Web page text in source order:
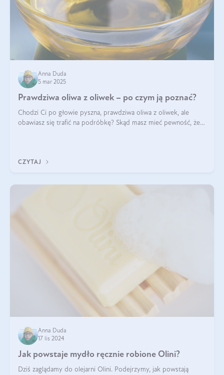
Anna Duda
5 mar 2025
Prawdziwa oliwa z oliwek – po czym ją poznać?
Chodzi Ci po głowie pyszna, prawdziwa oliwa z oliwek, ale
obawiasz się trafić na podróbkę? Skąd masz mieć pewność, że
CZYTAJ
Anna Duda
17 lis 2024
Jak powstaje mydło ręcznie robione Olini?
Dziś zaglądamy do olejarni Olini. Podejrzymy, jak powstają